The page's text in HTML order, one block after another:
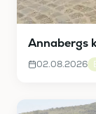
Annabergs
02.08.2026